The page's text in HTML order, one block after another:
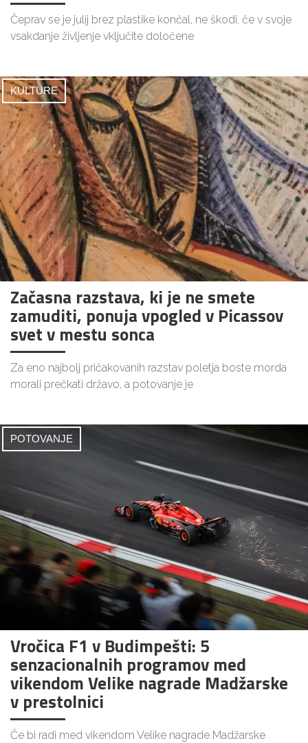
Čeprav se je julij brez plastike končal, ne škodi, če v svoje
vsakdanje življenje vključite določene
KULTURE
Začasna razstava, ki je ne smete
zamuditi, ponuja vpogled v Picassov
svet v mestu sonca
Za eno najbolj pričakovanih razstav poletja boste morda
morali prečkati državo, a potovanje je
POTOVANJE
Vročica F1 v Budimpešti: 5
senzacionalnih programov med
vikendom Velike nagrade Madžarske
v prestolnici
Če bi radi med vikendom Velike nagrade Madžarske